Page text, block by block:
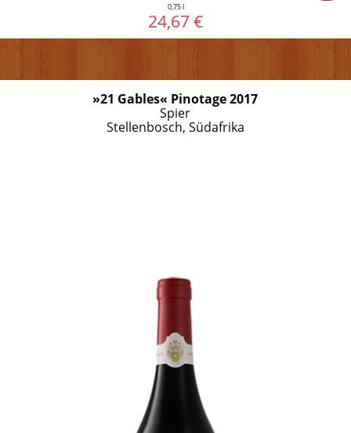
0,75 l
24,67 €
»21 Gables« Pinotage 2017
Spier
Stellenbosch, Südafrika